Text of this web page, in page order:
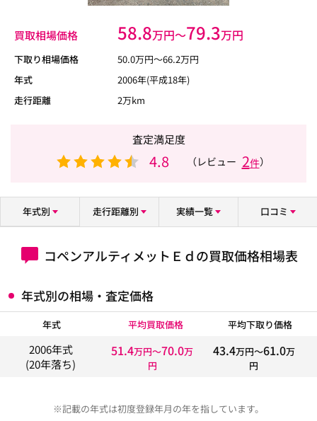
買取相場価格 58.8万円〜79.3万円
下取り相場価格 50.0万円〜66.2万円
年式
2006年(平成18年)
走行距離
2万km
査定満足度
4.8 （レビュー 2件）
年式別 走行距離別 実績一覧 口コミ
コペンアルティメットＥｄの買取価格相場表
年式別の相場・査定価格
年式 平均買取価格 平均下取り価格
2006年式
(20年落ち)
51.4万円〜70.0万
円
43.4万円〜61.0万
円
※記載の年式は初度登録年月の年を指しています。